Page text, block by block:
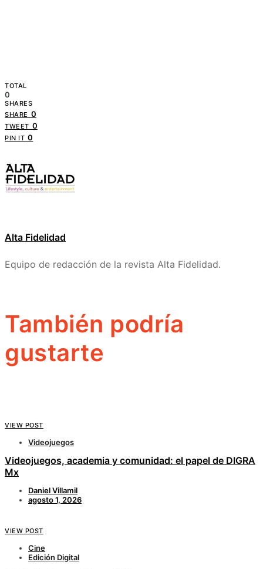
TOTAL
0
SHARES
SHARE 0
TWEET 0
PIN IT 0
Alta Fidelidad
Equipo de redacción de la revista Alta Fidelidad.
También podría
gustarte
VIEW POST
Videojuegos
Videojuegos, academia y comunidad: el papel de DIGRA
Mx
Daniel Villamil
agosto 1, 2026
VIEW POST
Cine
Edición Digital